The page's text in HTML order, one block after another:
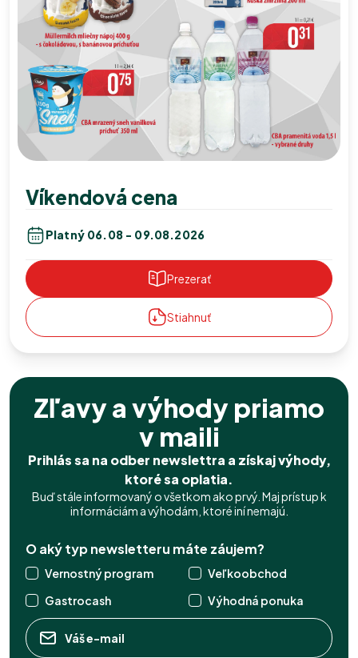
Víkendová cena
Platný 06.08 - 09.08.2026
Prezerať
Stiahnuť
Zľavy a výhody priamo
v maili
Prihlás sa na odber newslettra a získaj výhody,
ktoré sa oplatia.
Buď stále informovaný o všetkom ako prvý. Maj prístup k
informáciám a výhodám, ktoré iní nemajú.
O aký typ newsletteru máte záujem?
Vernostný program
Veľkoobchod
Gastrocash
Výhodná ponuka